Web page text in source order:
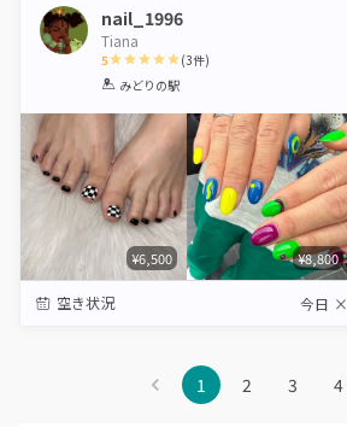
nail_1996
Tiana
5
1 2 3 4 5
(3件)
みどりの駅
¥6,500 ¥8,800
空き状況 今日 ×
1 2 3 4